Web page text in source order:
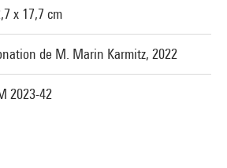
x 17,7 cm
de M. Marin Karmitz, 2022
2023-42